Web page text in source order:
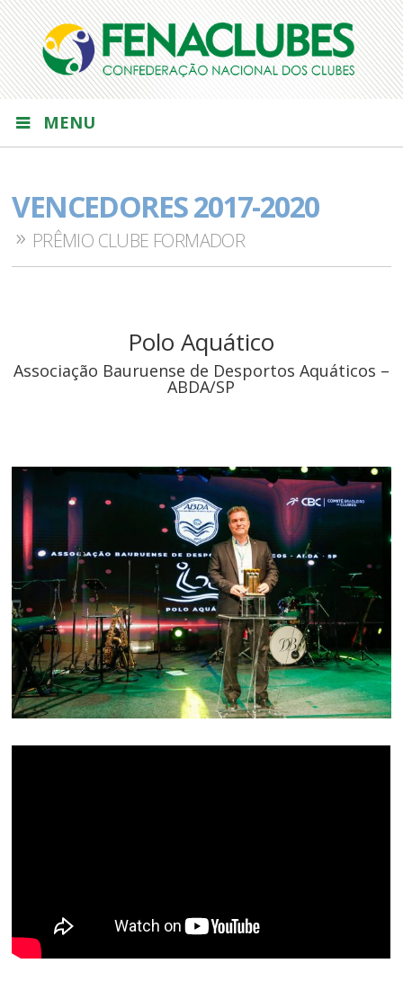
MENU
VENCEDORES 2017-2020
PRÊMIO CLUBE FORMADOR
Polo Aquático
Associação Bauruense de Desportos Aquáticos –
ABDA/SP